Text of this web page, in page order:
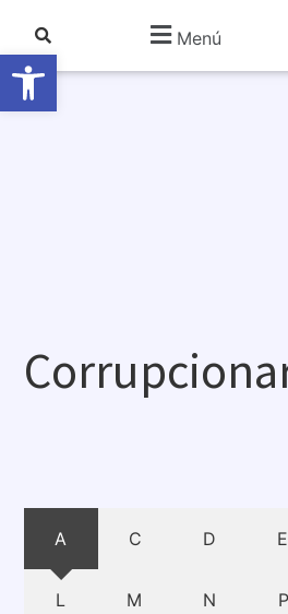
Abrir barra de
Menú
A C D E
L M N P